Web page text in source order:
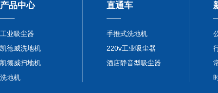
产品中心
工业吸尘器
凯德威洗地机
凯德威扫地机
洗地机
直通车
手推式洗地机
220v工业吸尘器
酒店静音型吸尘器